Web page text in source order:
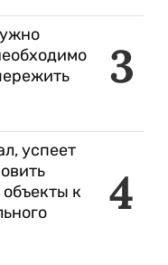
3
4
успеет
к